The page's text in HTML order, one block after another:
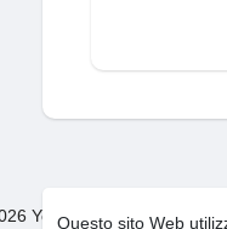
Questo sito Web
You Too Social Network